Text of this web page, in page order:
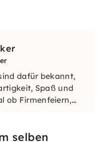
dafür bekannt,
Spaß und
ob Firmenfeiern,
nicht vergessen
selben